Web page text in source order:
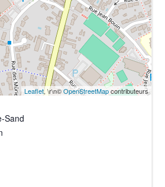
Sand
Leaflet, \r\n©OpenStreetMapcontributeurs